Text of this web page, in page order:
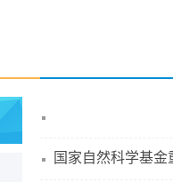
国家自然科学基